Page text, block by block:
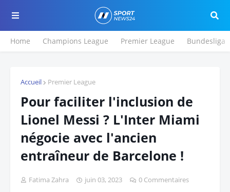
Home Champions League Premier League Bundesliga
Accueil Premier League
Pour faciliter l'inclusion de
Lionel Messi ? L'Inter Miami
négocie avec l'ancien
entraîneur de Barcelone !
Fatima Zahra juin 03, 2023 0 Commentaires